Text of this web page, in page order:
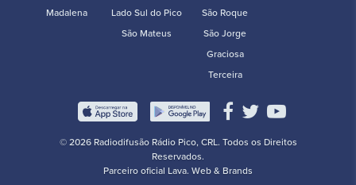
Madalena
Lado Sul do Pico
São Mateus
São Roque
São Jorge
Graciosa
Terceira
© 2026 Radiodifusão Rádio Pico, CRL. Todos os Direitos
Reservados.
Parceiro oficial Lava. Web & Brands